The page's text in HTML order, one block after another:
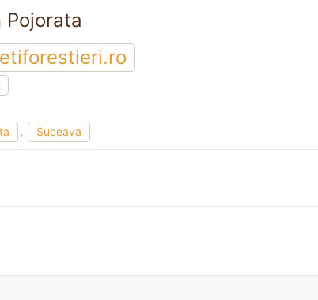
, Suceava